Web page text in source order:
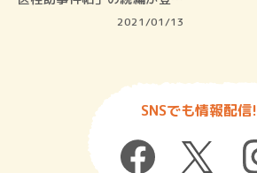
2021/01/13
SNSでも情報配信!